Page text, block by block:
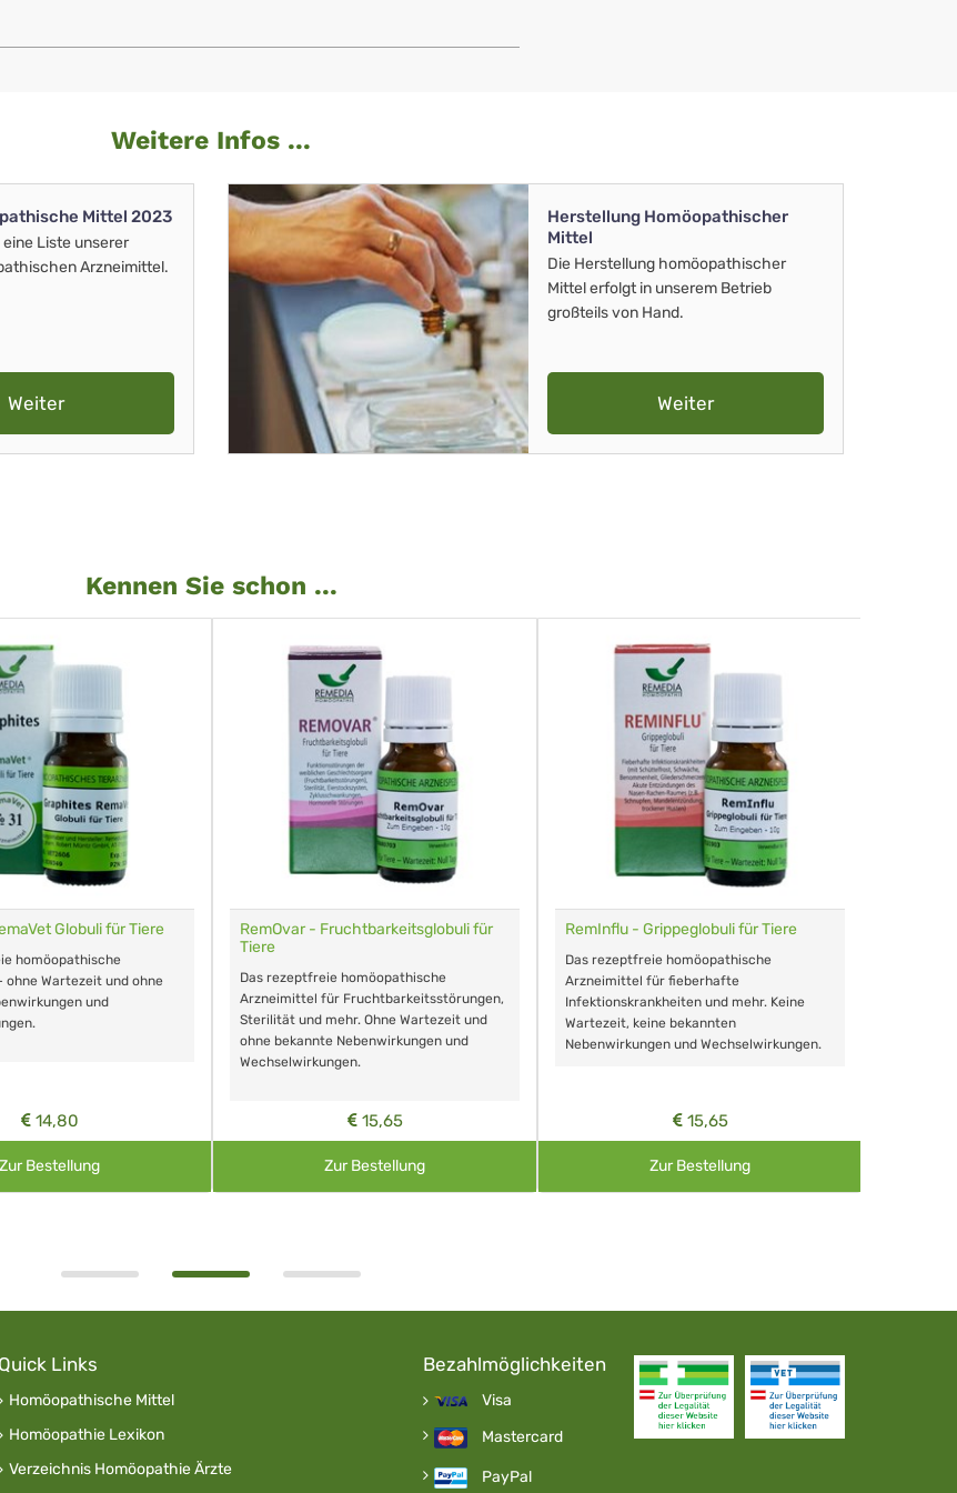
Weitere Infos ...
Mittel 2023
Liste unserer
Arzneimittel.
Weiter
Herstellung Homöopathischer
Mittel
Die Herstellung homöopathischer
Mittel erfolgt in unserem Betrieb
großteils von Hand.
Weiter
Kennen Sie schon ...
Globuli für Tiere
homöopathische
ohne Wartezeit und ohne
und
14,80
Zur Bestellung
RemOvar - Fruchtbarkeitsglobuli für
Tiere
Das rezeptfreie homöopathische
Arzneimittel für Fruchtbarkeitsstörungen,
Sterilität und mehr. Ohne Wartezeit und
ohne bekannte Nebenwirkungen und
Wechselwirkungen.
15,65
Zur Bestellung
RemInflu - Grippeglobuli für Tiere
Das rezeptfreie homöopathische
Arzneimittel für fieberhafte
Infektionskrankheiten und mehr. Keine
Wartezeit, keine bekannten
Nebenwirkungen und Wechselwirkungen.
15,65
Zur Bestellung
Quick Links
Homöopathische Mittel
Homöopathie Lexikon
Verzeichnis Homöopathie Ärzte
Bezahlmöglichkeiten
Visa
Mastercard
PayPal